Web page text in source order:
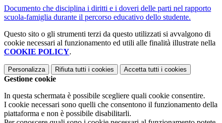
Documento che disciplina i diritti e i doveri delle parti nel rapporto
scuola-famiglia durante il percorso educativo dello studente.
Questo sito o gli strumenti terzi da questo utilizzati si avvalgono di
cookie necessari al funzionamento ed utili alle finalità illustrate nella
COOKIE POLICY.
Personalizza Rifiuta tutti i cookies Accetta tutti i cookies
Gestione cookie
In questa schermata è possibile scegliere quali cookie consentire.
I cookie necessari sono quelli che consentono il funzionamento della
piattaforma e non è possibile disabilitarli.